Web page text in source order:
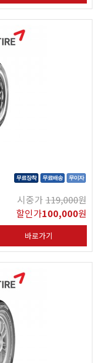
무료장착 무료배송 무이자
시중가119,000원
할인가100,000원
바로가기